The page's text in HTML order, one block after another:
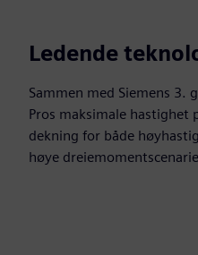
Ledende
Sammen med Siemens 3.
Pros maksimale
dekning for både
høye